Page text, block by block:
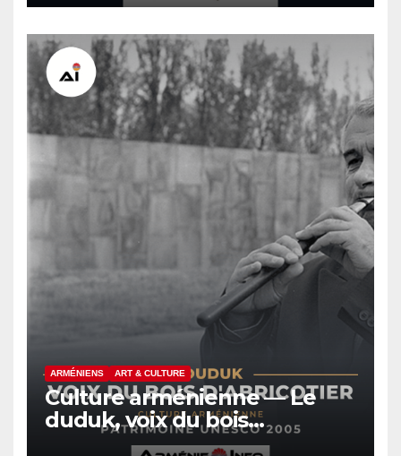
ARMÉNIENS ART & CULTURE
Culture arménienne — Le
duduk, voix du bois
d’abricotier